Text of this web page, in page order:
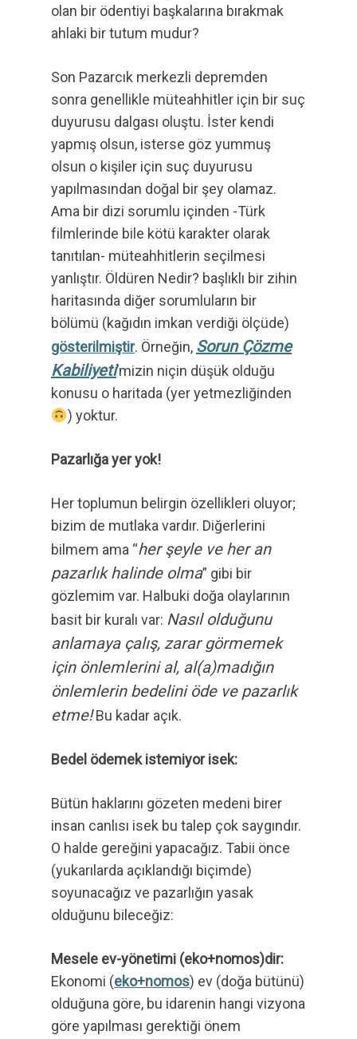
olan bir ödentiyi başkalarına bırakmak
ahlaki bir tutum mudur?
Son Pazarcık merkezli depremden
sonra genellikle müteahhitler için bir suç
duyurusu dalgası oluştu. İster kendi
yapmış olsun, isterse göz yummuş
olsun o kişiler için suç duyurusu
yapılmasından doğal bir şey olamaz.
Ama bir dizi sorumlu içinden -Türk
filmlerinde bile kötü karakter olarak
tanıtılan- müteahhitlerin seçilmesi
yanlıştır. Öldüren Nedir? başlıklı bir zihin
haritasında diğer sorumluların bir
bölümü (kağıdın imkan verdiği ölçüde)
gösterilmiştir. Örneğin, Sorun Çözme
Kabiliyeti’mizin niçin düşük olduğu
konusu o haritada (yer yetmezliğinden
) yoktur.
Pazarlığa yer yok!
Her toplumun belirgin özellikleri oluyor;
bizim de mutlaka vardır. Diğerlerini
bilmem ama “her şeyle ve her an
pazarlık halinde olma” gibi bir
gözlemim var. Halbuki doğa olaylarının
basit bir kuralı var: Nasıl olduğunu
anlamaya çalış, zarar görmemek
için önlemlerini al, al(a)madığın
önlemlerin bedelini öde ve pazarlık
etme!Bu kadar açık.
Bedel ödemek istemiyor isek:
Bütün haklarını gözeten medeni birer
insan canlısı isek bu talep çok saygındır.
O halde gereğini yapacağız. Tabii önce
(yukarılarda açıklandığı biçimde)
soyunacağız ve pazarlığın yasak
olduğunu bileceğiz:
Mesele ev-yönetimi (eko+nomos)dir:
Ekonomi (eko+nomos) ev (doğa bütünü)
olduğuna göre, bu idarenin hangi vizyona
göre yapılması gerektiği önem